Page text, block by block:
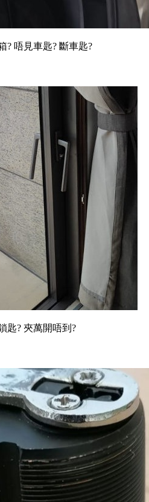
? 唔見車匙? 斷車匙?
匙? 夾萬開唔到?